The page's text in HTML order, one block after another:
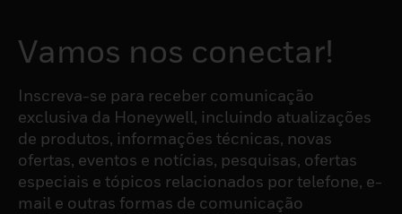
Vamos nos conectar!
Inscreva-se para receber comunicação
exclusiva da Honeywell, incluindo atualizações
de produtos, informações técnicas, novas
ofertas, eventos e notícias, pesquisas, ofertas
especiais e tópicos relacionados por telefone, e-
mail e outras formas de comunicação